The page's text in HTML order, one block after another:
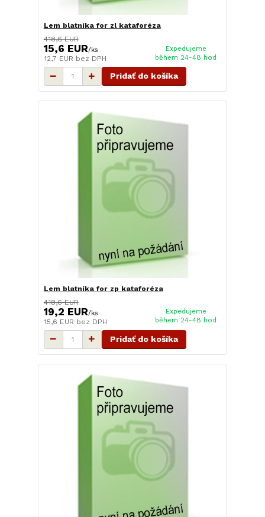
Lem blatníka for zl kataforéza
418,6 EUR
15,6 EUR/ks
12,7 EUR bez DPH
Expedujeme
během 24-48 hod
Pridať do košíka
Lem blatníka for zp kataforéza
418,6 EUR
19,2 EUR/ks
15,6 EUR bez DPH
Expedujeme
během 24-48 hod
Pridať do košíka